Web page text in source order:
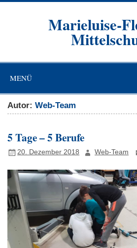
Zum
Marieluise-
MENÜ
Autor:Web-Team
5 Tage – 5 Berufe
20. Dezember 2018 Web-Team